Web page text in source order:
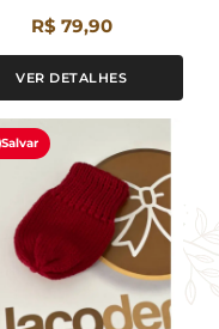
R$ 79,90
VER DETALHES
Salvar